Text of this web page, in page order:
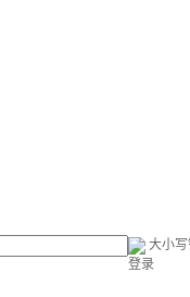
大小
登录